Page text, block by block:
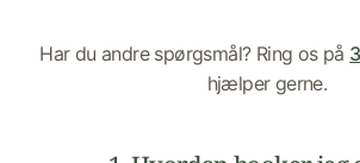
Har du andre spørgsmål? Ring os på
hjælper gerne.